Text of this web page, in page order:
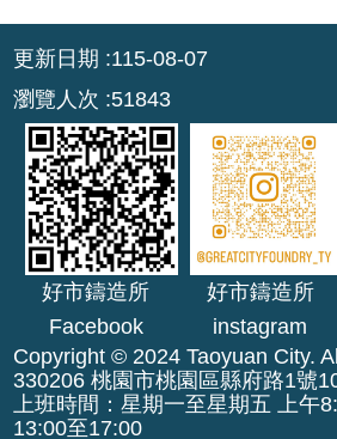
更新日期 115-08-07
瀏覽人次
51843
好市鑄造所
Facebook
好市鑄造所
instagram
Copyright © 2024 Taoyuan City.
330206 桃園市桃園區縣府路1號
上班時間：星期一至星期五 上午
13:00至17:00